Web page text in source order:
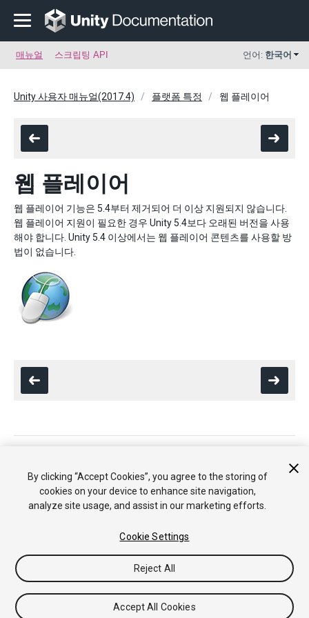
매뉴얼 스크립팅 API 언어: 한국어
Unity 사용자 매뉴얼(2017.4) 플랫폼 특정 웹 플레이어
웹 플레이어
웹 플레이어 기능은 5.4부터 제거되어 더 이상 지원되지 않습니다.
웹 플레이어 지원이 필요한 경우 Unity 5.4보다 오래된 버전을 사용
해야 합니다. Unity 5.4 이상에서는 웹 플레이어 콘텐츠를 사용할 방
법이 없습니다.
개인정보처리방침 쿠키
내 개인정보 판매 금지
Your Privacy Choices (Cookie Settings)
By clicking “Accept Cookies”, you agree to the storing of
cookies on your device to enhance site navigation,
analyze site usage, and assist in our marketing efforts.
Cookie Settings
Reject All
Accept All Cookies